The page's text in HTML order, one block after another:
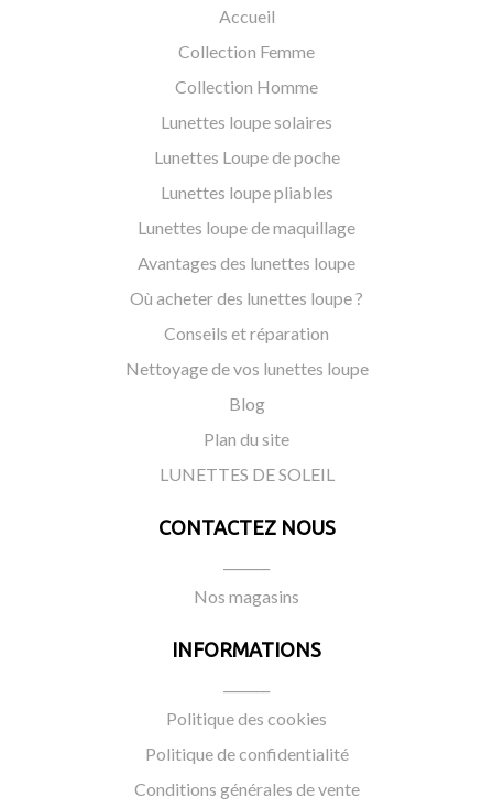
Accueil
Collection Femme
Collection Homme
Lunettes loupe solaires
Lunettes Loupe de poche
Lunettes loupe pliables
Lunettes loupe de maquillage
Avantages des lunettes loupe
Où acheter des lunettes loupe ?
Conseils et réparation
Nettoyage de vos lunettes loupe
Blog
Plan du site
LUNETTES DE SOLEIL
CONTACTEZ NOUS
Nos magasins
INFORMATIONS
Politique des cookies
Politique de confidentialité
Conditions générales de vente